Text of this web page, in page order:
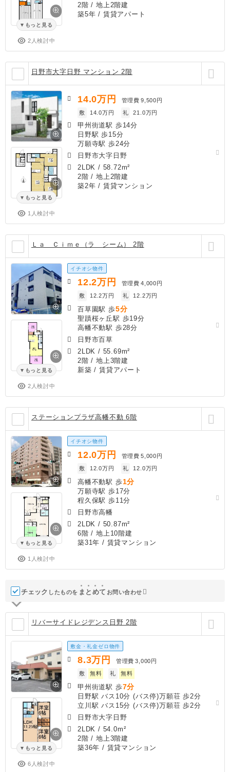
もっと見る
2人検討中
2階 / 地上2階建
築5年 / 賃貸アパート
日野市大字日野 マンション 2階
もっと見る
1人検討中
14.0万円 管理費 9,500円
敷
14.0万円 礼 21.0万円
甲州街道駅 歩14分
日野駅 歩15分
万願寺駅 歩24分
日野市大字日野
2LDK / 58.72m²
2階 / 地上2階建
築2年 / 賃貸マンション
Ｌａ Ｃｉｍｅ（ラ シーム） 2階
もっと見る
2人検討中
イチオシ物件
12.2万円 管理費 4,000円
敷
12.2万円 礼 12.2万円
百草園駅 歩5分
聖蹟桜ヶ丘駅 歩19分
高幡不動駅 歩28分
日野市百草
2LDK / 55.69m²
2階 / 地上3階建
新築 / 賃貸アパート
ステーションプラザ高幡不動 6階
もっと見る
1人検討中
イチオシ物件
12.0万円 管理費 5,000円
敷
12.0万円 礼 12.0万円
高幡不動駅 歩1分
万願寺駅 歩17分
程久保駅 歩11分
日野市高幡
2LDK / 50.87m²
6階 / 地上10階建
築31年 / 賃貸マンション
チェック したものを ま と めて お問い合わせ
リバーサイドレジデンス日野 2階
もっと見る
6人検討中
敷金・礼金ゼロ物件
8.3万円 管理費 3,000円
敷
無料 礼 無料
甲州街道駅 歩7分
日野駅 バス10分 (バス停)万願荘 歩2分
立川駅 バス15分 (バス停)万願荘 歩2分
日野市大字日野
2LDK / 54.0m²
2階 / 地上3階建
築36年 / 賃貸マンション